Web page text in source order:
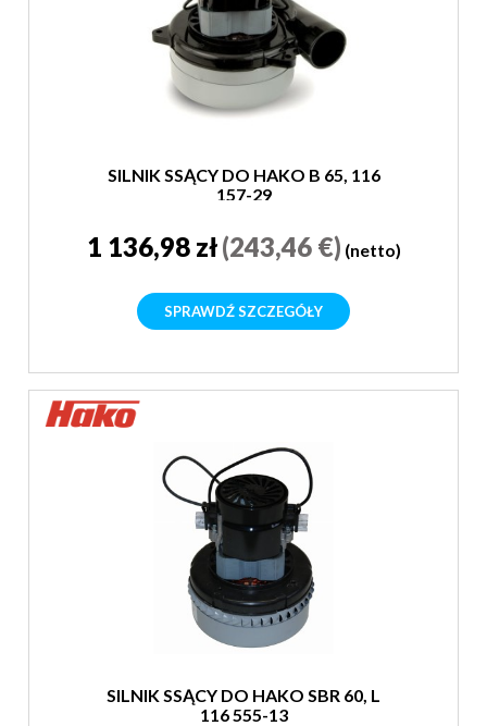
SILNIK SSĄCY DO HAKO B 65, 116
157-29
1 136,98 zł(243,46 €) (netto)
SPRAWDŹ SZCZEGÓŁY
SILNIK SSĄCY DO HAKO SBR 60, L
116 555-13